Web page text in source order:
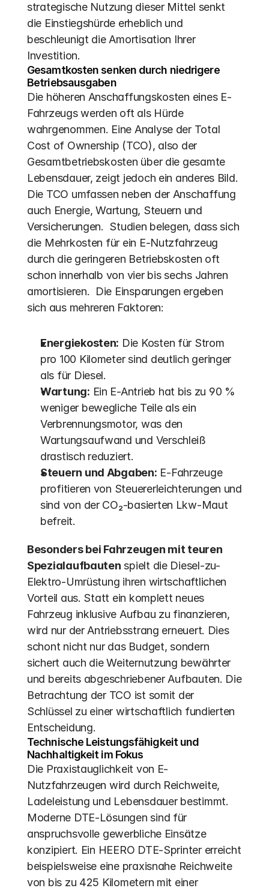
strategische Nutzung dieser Mittel senkt
die Einstiegshürde erheblich und
beschleunigt die Amortisation Ihrer
Investition.
Gesamtkosten senken durch niedrigere
Betriebsausgaben
Die höheren Anschaffungskosten eines E-
Fahrzeugs werden oft als Hürde
wahrgenommen. Eine Analyse der Total
Cost of Ownership (TCO), also der
Gesamtbetriebskosten über die gesamte
Lebensdauer, zeigt jedoch ein anderes Bild.
Die TCO umfassen neben der Anschaffung
auch Energie, Wartung, Steuern und
Versicherungen.  Studien belegen, dass sich
die Mehrkosten für ein E-Nutzfahrzeug
durch die geringeren Betriebskosten oft
schon innerhalb von vier bis sechs Jahren
amortisieren.  Die Einsparungen ergeben
sich aus mehreren Faktoren:
Energiekosten: Die Kosten für Strom
pro 100 Kilometer sind deutlich geringer
als für Diesel.
Wartung: Ein E-Antrieb hat bis zu 90 %
weniger bewegliche Teile als ein
Verbrennungsmotor, was den
Wartungsaufwand und Verschleiß
drastisch reduziert.
Steuern und Abgaben: E-Fahrzeuge
profitieren von Steuererleichterungen und
sind von der CO₂-basierten Lkw-Maut
befreit.
Besonders bei Fahrzeugen mit teuren
Spezialaufbauten spielt die Diesel-zu-
Elektro-Umrüstung ihren wirtschaftlichen
Vorteil aus. Statt ein komplett neues
Fahrzeug inklusive Aufbau zu finanzieren,
wird nur der Antriebsstrang erneuert. Dies
schont nicht nur das Budget, sondern
sichert auch die Weiternutzung bewährter
und bereits abgeschriebener Aufbauten. Die
Betrachtung der TCO ist somit der
Schlüssel zu einer wirtschaftlich fundierten
Entscheidung.
Technische Leistungsfähigkeit und
Nachhaltigkeit im Fokus
Die Praxistauglichkeit von E-
Nutzfahrzeugen wird durch Reichweite,
Ladeleistung und Lebensdauer bestimmt.
Moderne DTE-Lösungen sind für
anspruchsvolle gewerbliche Einsätze
konzipiert. Ein HEERO DTE-Sprinter erreicht
beispielsweise eine praxisnahe Reichweite
von bis zu 425 Kilometern mit einer